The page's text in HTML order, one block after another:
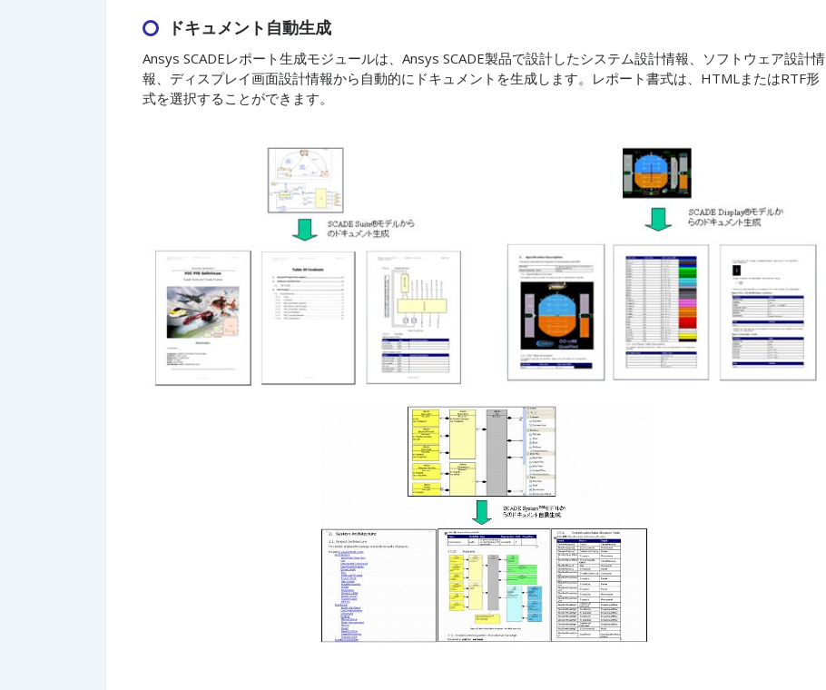
ドキュメント自動生成
Ansys SCADEレポート生成モジュールは、Ansys SCADE製品で設計したシステム設計情報、ソフトウェア設計情
報、ディスプレイ画面設計情報から自動的にドキュメントを生成します。レポート書式は、HTMLまたはRTF形
式を選択することができます。